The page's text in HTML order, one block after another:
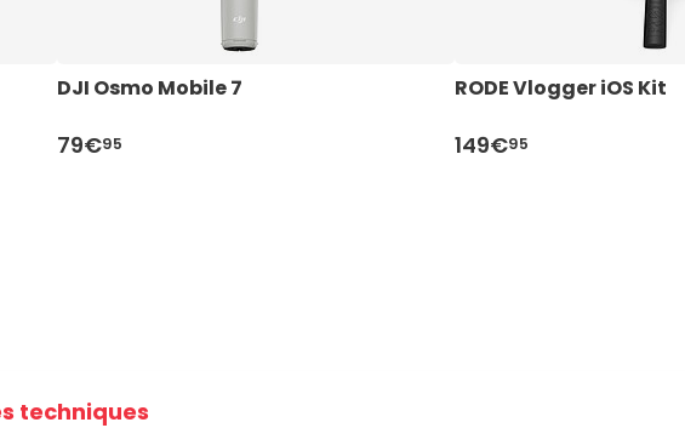
DJI Osmo Mobile 7
79€95
RODE Vlogger iOS Kit
149€95
techniques